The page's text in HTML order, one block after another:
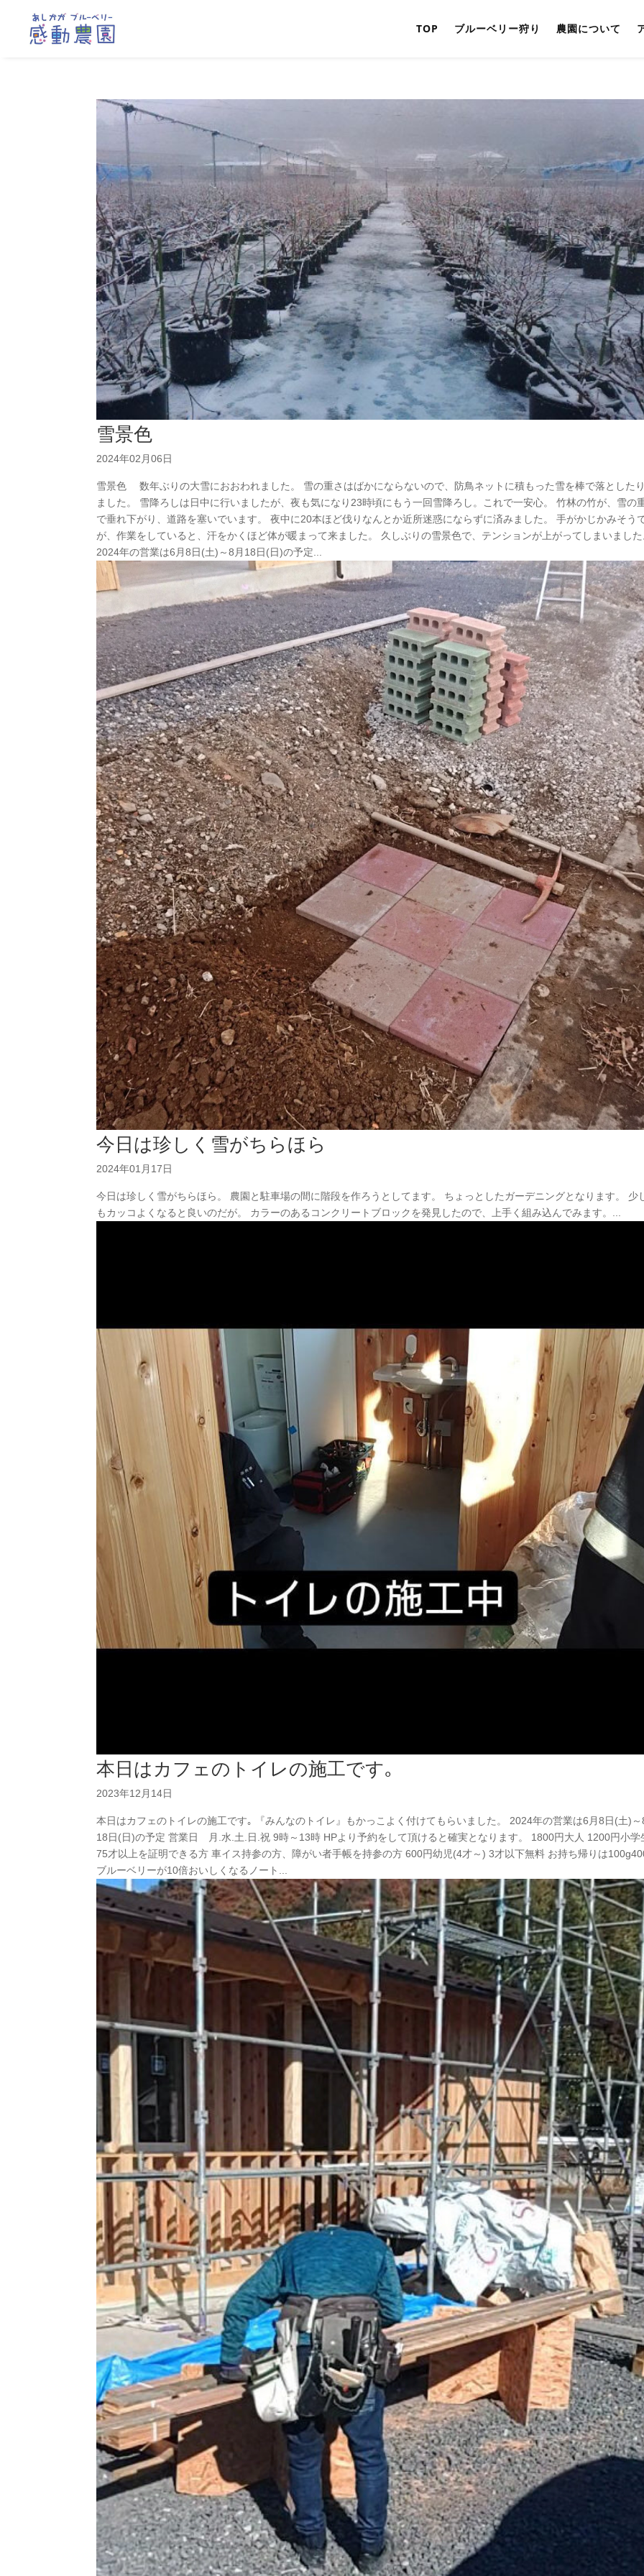
TOP ブルーベリー狩り 農園について
雪景色
2024年02月06日
雪景色 数年ぶりの大雪におおわれました。 雪の重さはばかにならないので、防鳥ネットに積もった雪を棒で落とした
ました。 雪降ろしは日中に行いましたが、夜も気になり23時頃にもう一回雪降ろし。これで一安心。 竹林の竹が、雪の
で垂れ下がり、道路を塞いでいます。 夜中に20本ほど伐りなんとか近所迷惑にならずに済みました。 手がかじかみそう
が、作業をしていると、汗をかくほど体が暖まって来ました。 久しぶりの雪景色で、テンションが上がってしまいまし
2024年の営業は6月8日(土)～8月18日(日)の予定...
今日は珍しく雪がちらほら
2024年01月17日
今日は珍しく雪がちらほら。 農園と駐車場の間に階段を作ろうとしてます。 ちょっとしたガーデニングとなります。 少
もカッコよくなると良いのだが。 カラーのあるコンクリートブロックを発見したので、上手く組み込んでみます。...
本日はカフェのトイレの施工です｡
2023年12月14日
本日はカフェのトイレの施工です｡ 『みんなのトイレ』もかっこよく付けてもらいました。 2024年の営業は6月8日(土)
18日(日)の予定 営業日 月.水.土.日.祝 9時～13時 HPより予約をして頂けると確実となります。 1800円大人 1200円小学
75才以上を証明できる方 車イス持参の方、障がい者手帳を持参の方 600円幼児(4才～) 3才以下無料 お持ち帰りは
ブルーベリーが10倍おいしくなるノート...